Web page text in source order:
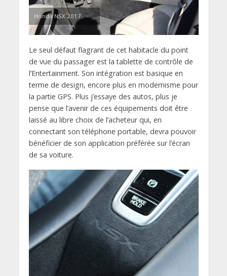
Honda NSX 2017
Le seul défaut flagrant de cet habitacle du point
de vue du passager est la tablette de contrôle de
l’Entertainment. Son intégration est basique en
terme de design, encore plus en modernisme pour
la partie GPS. Plus j’essaye des autos, plus je
pense que l’avenir de ces équipements doit être
laissé au libre choix de l’acheteur qui, en
connectant son téléphone portable, devra pouvoir
bénéficier de son application préférée sur l’écran
de sa voiture.